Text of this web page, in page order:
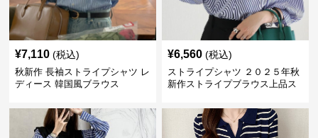
¥7,110 (税込)
秋新作 長袖ストライプシャツ レ
ディース 韓国風ブラウス
¥6,560 (税込)
ストライプシャツ ２０２５年秋
新作ストライプブラウス上品ス